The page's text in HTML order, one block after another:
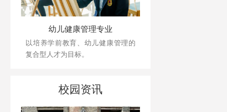
幼儿健康管理专业
以培养学前教育、幼儿健康管理的
复合型人才为目标。
校园资讯